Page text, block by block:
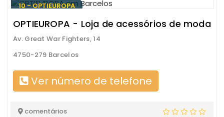
10 - OPTIEUROPA
OPTIEUROPA - Loja de acessórios de moda
Av. Great War Fighters, 14
4750-279 Barcelos
Ver número de telefone
comentários